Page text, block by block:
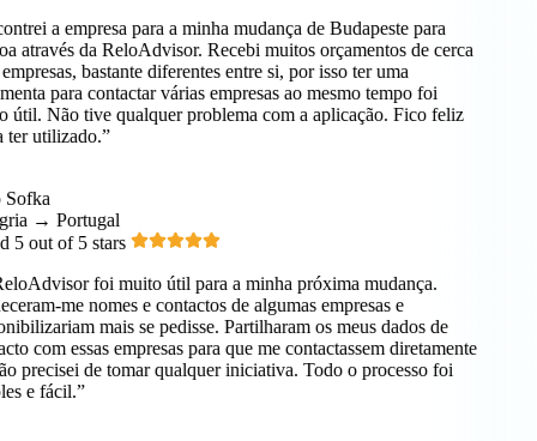
a empresa para a minha mudança de Budapeste para
através da ReloAdvisor. Recebi muitos orçamentos de cerca
bastante diferentes entre si, por isso ter uma
para contactar várias empresas ao mesmo tempo foi
Não tive qualquer problema com a aplicação. Fico feliz
utilizado.”
→ Portugal
5 out of 5 stars
foi muito útil para a minha próxima mudança.
me nomes e contactos de algumas empresas e
mais se pedisse. Partilharam os meus dados de
com essas empresas para que me contactassem diretamente
precisei de tomar qualquer iniciativa. Todo o processo foi
e fácil.”